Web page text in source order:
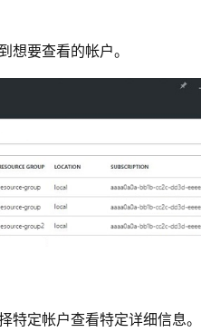
想要查看的帐户。
特定帐户查看特定详细信息。